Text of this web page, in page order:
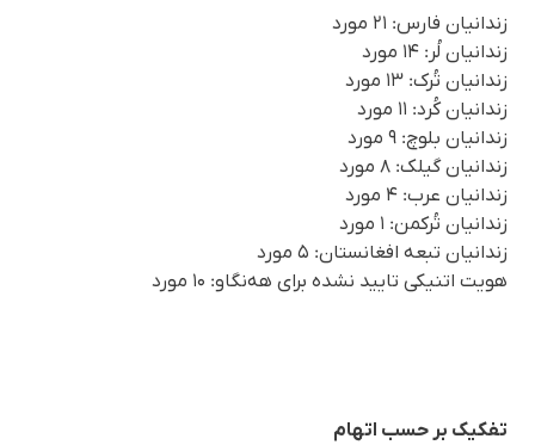
زندانیان فارس: ۲۱ مورد
زندانیان لُر: ۱۴ مورد
زندانیان تُرک: ۱۳ مورد
زندانیان کُرد: ۱۱ مورد
زندانیان بلوچ: ۹ مورد
زندانیان گیلک: ۸ مورد
زندانیان عرب: ۴ مورد
زندانیان تُرکمن: ۱ مورد
زندانیان تبعه افغانستان: ۵ مورد
هویت اتنیکی تایید نشده برای هه‌نگاو: ۱۰ مورد
تفکیک بر حسب اتهام